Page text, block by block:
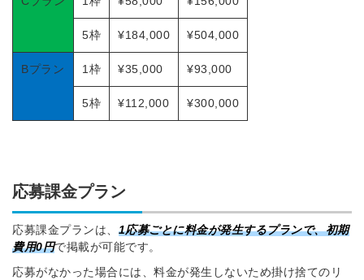
5枠 ¥184,000 ¥504,000
Bプラン 1枠 ¥35,000 ¥93,000
5枠 ¥112,000 ¥300,000
応募課金プラン
応募課金プランは、 1応募ごとに料金が発生するプランで、初期
費用0円で掲載が可能です。
応募がなかった場合には、料金が発生しないため掛け捨てのリ